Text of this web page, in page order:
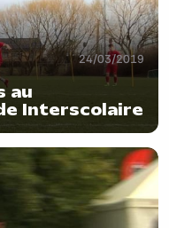
24/03/2019
au
Interscolaire